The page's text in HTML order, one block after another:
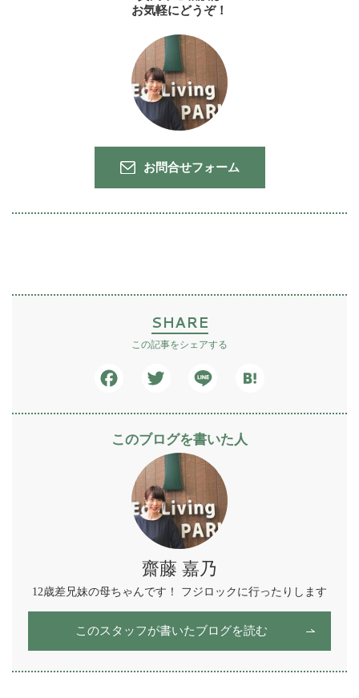
お気軽にどうぞ！
お問合せフォーム
SHARE
この記事をシェアする
このブログを書いた人
齋藤 嘉乃
12歳差兄妹の母ちゃんです！ フジロックに行ったりします
このスタッフが書いたブログを読む